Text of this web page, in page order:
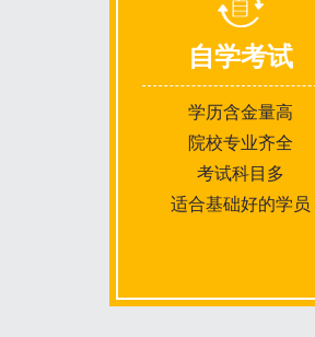
自学考试
学历含金量高
院校专业齐全
考试科目多
适合基础好的学员